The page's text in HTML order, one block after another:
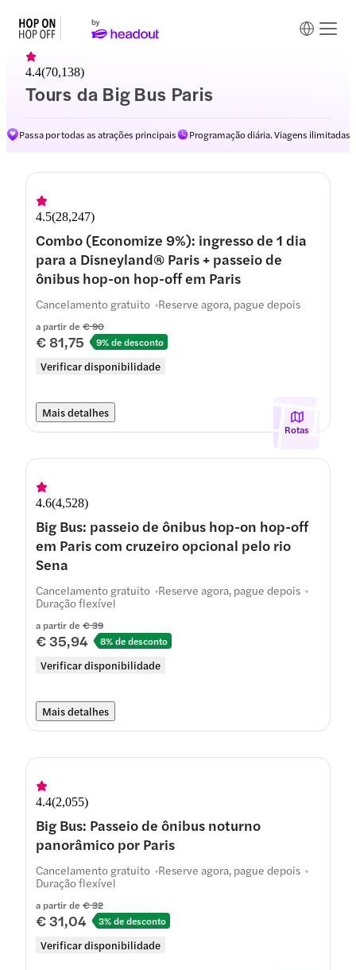
Tours da Big Bus Paris
4.4(70,138)
Passa por todas as atrações principais Programação diária. Viagens ilimitadas
4.5(28,247)
Combo (Economize 9%): ingresso de 1 dia
para a Disneyland® Paris + passeio de
ônibus hop-on hop-off em Paris
a partir de € 90
€ 81,75 9% de desconto
Verificar disponibilidade
Cancelamento gratuito Reserve agora, pague depois
Mais detalhes
Rotas
4.6(4,528)
Big Bus: passeio de ônibus hop-on hop-off
em Paris com cruzeiro opcional pelo rio
Sena
a partir de € 39
€ 35,94 8% de desconto
Verificar disponibilidade
Cancelamento gratuito Reserve agora, pague depois
Duração flexível
Mais detalhes
4.4(2,055)
Big Bus: Passeio de ônibus noturno
panorâmico por Paris
a partir de € 32
€ 31,04 3% de desconto
Verificar disponibilidade
Cancelamento gratuito Reserve agora, pague depois
Duração flexível